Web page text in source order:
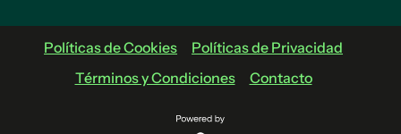
Políticas de Cookies
Políticas de Privacidad
Términos y Condiciones
Contacto